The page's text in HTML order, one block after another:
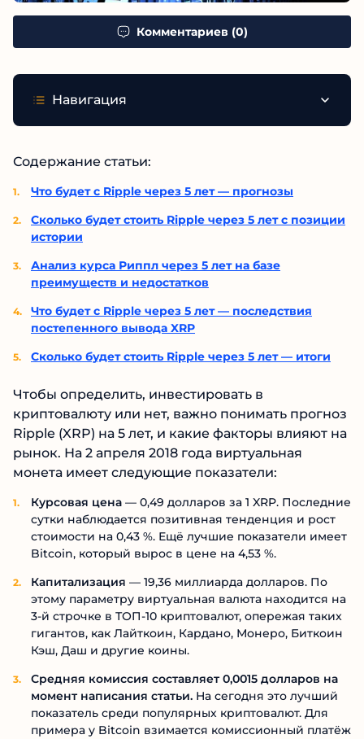
Комментариев (0)
Навигация
Содержание статьи:
Что будет с Ripple через 5 лет — прогнозы
Сколько будет стоить Ripple через 5 лет с позиции
истории
Анализ курса Риппл через 5 лет на базе
преимуществ и недостатков
Что будет с Ripple через 5 лет — последствия
постепенного вывода XRP
Сколько будет стоить Ripple через 5 лет — итоги
Чтобы определить, инвестировать в
криптовалюту или нет, важно понимать прогноз
Ripple (XRP) на 5 лет, и какие факторы влияют на
рынок. На 2 апреля 2018 года виртуальная
монета имеет следующие показатели:
Курсовая цена — 0,49 долларов за 1 XRP. Последние
сутки наблюдается позитивная тенденция и рост
стоимости на 0,43 %. Ещё лучшие показатели имеет
Bitcoin, который вырос в цене на 4,53 %.
Капитализация — 19,36 миллиарда долларов. По
этому параметру виртуальная валюта находится на
3-й строчке в ТОП-10 криптовалют, опережая таких
гигантов, как Лайткоин, Кардано, Монеро, Биткоин
Кэш, Даш и другие коины.
Средняя комиссия составляет 0,0015 долларов на
момент написания статьи. На сегодня это лучший
показатель среди популярных криптовалют. Для
примера у Bitcoin взимается комиссионный платёж